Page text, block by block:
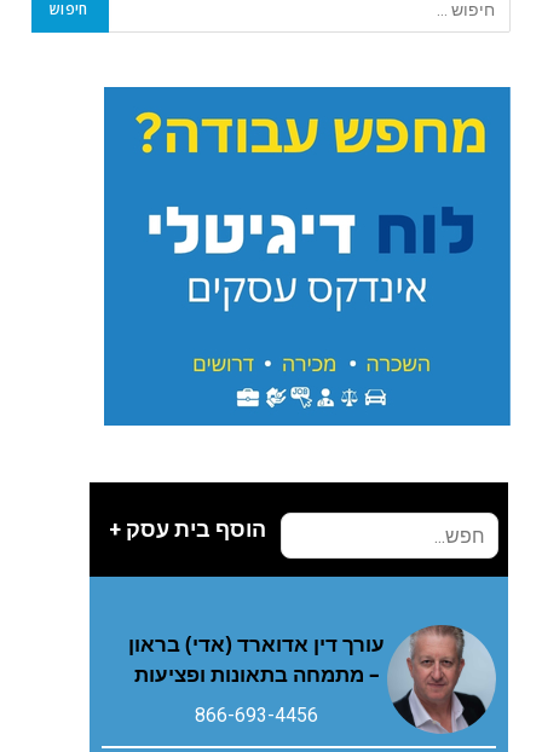
הוסף בית עסק +
עורך דין אדוארד (אדי) בראון
– מתמחה בתאונות ופציעות
866-693-4456